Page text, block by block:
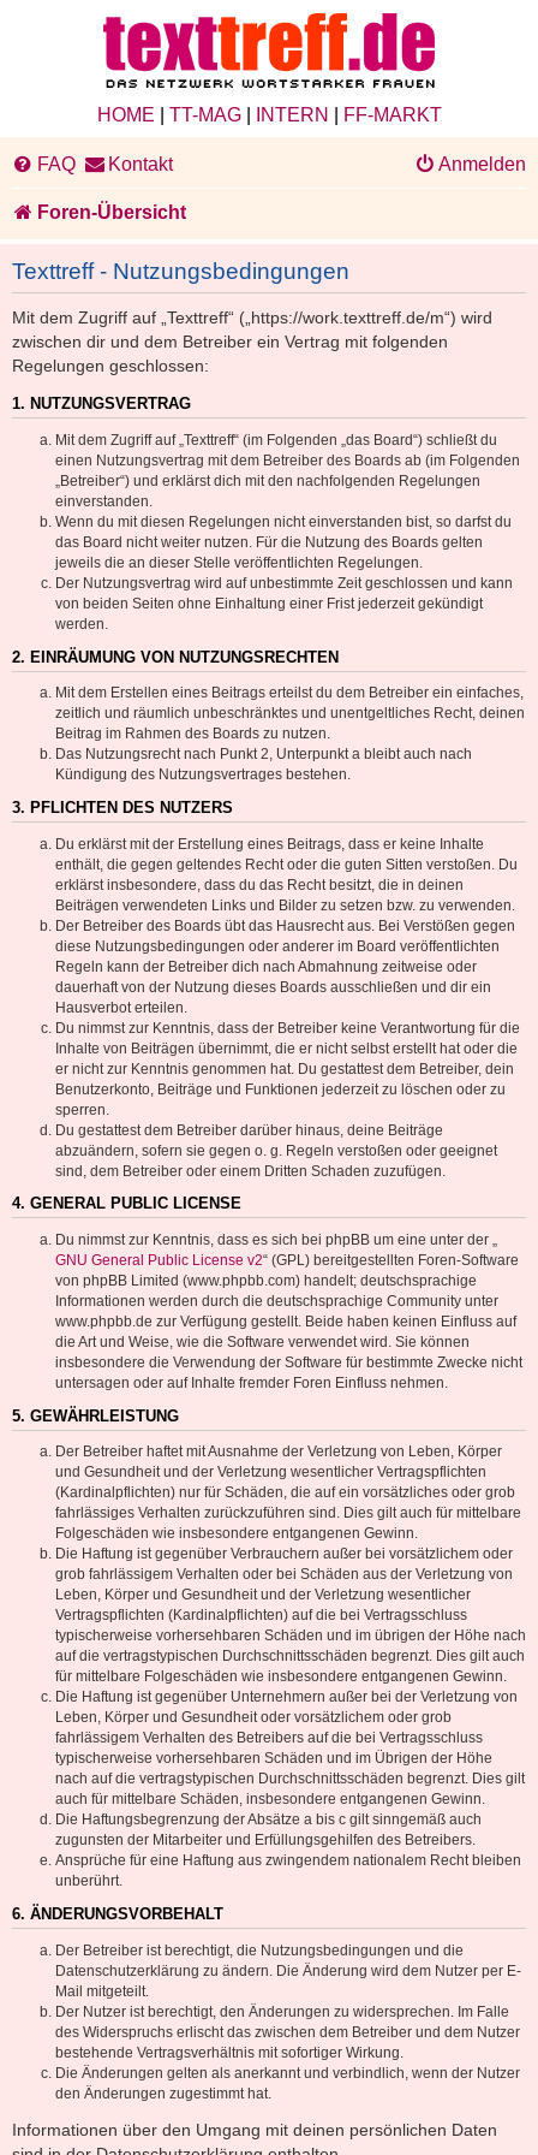
HOME TT-MAG| INTERN FF-MARKT
FAQ Kontakt Anmelden
Foren-Übersicht
Texttreff - Nutzungsbedingungen
Mit dem Zugriff auf „Texttreff“ („https://work.texttreff.de/m“) wird
zwischen dir und dem Betreiber ein Vertrag mit folgenden
Regelungen geschlossen:
1. NUTZUNGSVERTRAG
Mit dem Zugriff auf „Texttreff“ (im Folgenden „das Board“) schließt du
einen Nutzungsvertrag mit dem Betreiber des Boards ab (im Folgenden
„Betreiber“) und erklärst dich mit den nachfolgenden Regelungen
einverstanden.
Wenn du mit diesen Regelungen nicht einverstanden bist, so darfst du
das Board nicht weiter nutzen. Für die Nutzung des Boards gelten
jeweils die an dieser Stelle veröffentlichten Regelungen.
Der Nutzungsvertrag wird auf unbestimmte Zeit geschlossen und kann
von beiden Seiten ohne Einhaltung einer Frist jederzeit gekündigt
werden.
2. EINRÄUMUNG VON NUTZUNGSRECHTEN
Mit dem Erstellen eines Beitrags erteilst du dem Betreiber ein einfaches,
zeitlich und räumlich unbeschränktes und unentgeltliches Recht, deinen
Beitrag im Rahmen des Boards zu nutzen.
Das Nutzungsrecht nach Punkt 2, Unterpunkt a bleibt auch nach
Kündigung des Nutzungsvertrages bestehen.
3. PFLICHTEN DES NUTZERS
Du erklärst mit der Erstellung eines Beitrags, dass er keine Inhalte
enthält, die gegen geltendes Recht oder die guten Sitten verstoßen. Du
erklärst insbesondere, dass du das Recht besitzt, die in deinen
Beiträgen verwendeten Links und Bilder zu setzen bzw. zu verwenden.
Der Betreiber des Boards übt das Hausrecht aus. Bei Verstößen gegen
diese Nutzungsbedingungen oder anderer im Board veröffentlichten
Regeln kann der Betreiber dich nach Abmahnung zeitweise oder
dauerhaft von der Nutzung dieses Boards ausschließen und dir ein
Hausverbot erteilen.
Du nimmst zur Kenntnis, dass der Betreiber keine Verantwortung für die
Inhalte von Beiträgen übernimmt, die er nicht selbst erstellt hat oder die
er nicht zur Kenntnis genommen hat. Du gestattest dem Betreiber, dein
Benutzerkonto, Beiträge und Funktionen jederzeit zu löschen oder zu
sperren.
Du gestattest dem Betreiber darüber hinaus, deine Beiträge
abzuändern, sofern sie gegen o. g. Regeln verstoßen oder geeignet
sind, dem Betreiber oder einem Dritten Schaden zuzufügen.
4. GENERAL PUBLIC LICENSE
Du nimmst zur Kenntnis, dass es sich bei phpBB um eine unter der „
GNU General Public License v2“ (GPL) bereitgestellten Foren-Software
von phpBB Limited (www.phpbb.com) handelt; deutschsprachige
Informationen werden durch die deutschsprachige Community unter
www.phpbb.de zur Verfügung gestellt. Beide haben keinen Einfluss auf
die Art und Weise, wie die Software verwendet wird. Sie können
insbesondere die Verwendung der Software für bestimmte Zwecke nicht
untersagen oder auf Inhalte fremder Foren Einfluss nehmen.
5. GEWÄHRLEISTUNG
Der Betreiber haftet mit Ausnahme der Verletzung von Leben, Körper
und Gesundheit und der Verletzung wesentlicher Vertragspflichten
(Kardinalpflichten) nur für Schäden, die auf ein vorsätzliches oder grob
fahrlässiges Verhalten zurückzuführen sind. Dies gilt auch für mittelbare
Folgeschäden wie insbesondere entgangenen Gewinn.
Die Haftung ist gegenüber Verbrauchern außer bei vorsätzlichem oder
grob fahrlässigem Verhalten oder bei Schäden aus der Verletzung von
Leben, Körper und Gesundheit und der Verletzung wesentlicher
Vertragspflichten (Kardinalpflichten) auf die bei Vertragsschluss
typischerweise vorhersehbaren Schäden und im übrigen der Höhe nach
auf die vertragstypischen Durchschnittsschäden begrenzt. Dies gilt auch
für mittelbare Folgeschäden wie insbesondere entgangenen Gewinn.
Die Haftung ist gegenüber Unternehmern außer bei der Verletzung von
Leben, Körper und Gesundheit oder vorsätzlichem oder grob
fahrlässigem Verhalten des Betreibers auf die bei Vertragsschluss
typischerweise vorhersehbaren Schäden und im Übrigen der Höhe
nach auf die vertragstypischen Durchschnittsschäden begrenzt. Dies gilt
auch für mittelbare Schäden, insbesondere entgangenen Gewinn.
Die Haftungsbegrenzung der Absätze a bis c gilt sinngemäß auch
zugunsten der Mitarbeiter und Erfüllungsgehilfen des Betreibers.
Ansprüche für eine Haftung aus zwingendem nationalem Recht bleiben
unberührt.
6. ÄNDERUNGSVORBEHALT
Der Betreiber ist berechtigt, die Nutzungsbedingungen und die
Datenschutzerklärung zu ändern. Die Änderung wird dem Nutzer per E-
Mail mitgeteilt.
Der Nutzer ist berechtigt, den Änderungen zu widersprechen. Im Falle
des Widerspruchs erlischt das zwischen dem Betreiber und dem Nutzer
bestehende Vertragsverhältnis mit sofortiger Wirkung.
Die Änderungen gelten als anerkannt und verbindlich, wenn der Nutzer
den Änderungen zugestimmt hat.
Informationen über den Umgang mit deinen persönlichen Daten